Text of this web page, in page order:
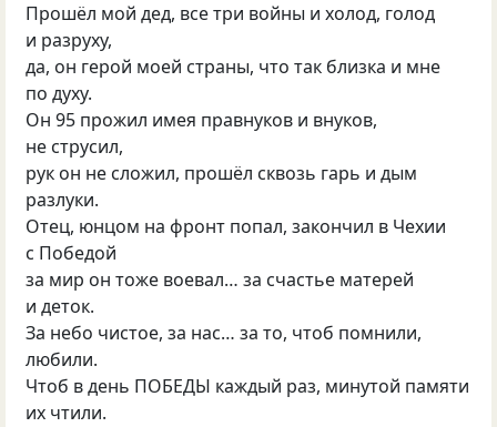
Прошёл мой дед, все три войны и холод, голод
и разруху,
да, он герой моей страны, что так близка и мне
по духу.
Он 95 прожил имея правнуков и внуков,
не струсил,
рук он не сложил, прошёл сквозь гарь и дым
разлуки.
Отец, юнцом на фронт попал, закончил в Чехии
с Победой
за мир он тоже воевал… за счастье матерей
и деток.
За небо чистое, за нас… за то, чтоб помнили,
любили.
Чтоб в день ПОБЕДЫ каждый раз, минутой памяти
их чтили.